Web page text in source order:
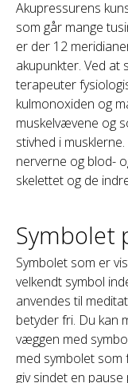
Akupressurens
som går mange
er der 12
akupunkter. Ved at
terapeuter
kulmonoxiden og
muskelvævene og
stivhed i
nerverne og blod-
skelettet og de
Symbolet
Symbolet som er
velkendt symbol
anvendes til
betyder fri. Du kan
væggen med
med symbolet
giv sindet en